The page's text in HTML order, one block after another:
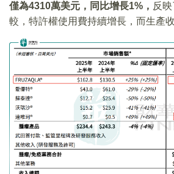
僅為4310萬美元，同比增長1%， 反
較，特許權使用費持續增長，而生產收